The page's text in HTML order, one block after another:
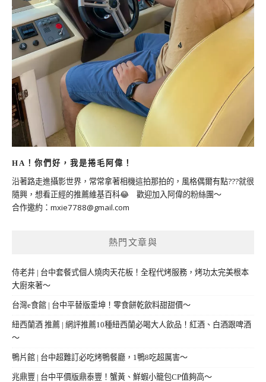
HA！你們好，我是捲毛阿偉！
沿著路走進攝影世界，常常拿著相機這拍那拍的，風格偶爾有點???就很
隨興，想看正經的推薦維基百科😂 歡迎加入阿偉的粉絲團～
合作邀約： mxie7788@gmail.com
熱門文章與
侍老井 | 台中套餐式個人燒肉天花板！全程代烤服務，烤功太完美根本
大廚來著～
台灣e食館 | 台中平替版垂坤！零食餅乾飲料甜甜價～
紐西蘭酒 推薦 | 網評推薦10種紐西蘭必喝大人飲品！紅酒、白酒跟啤酒
～
鴨片館 | 台中超難訂必吃烤鴨餐廳，1鴨8吃超厲害～
兆鼎豐 | 台中平價版鼎泰豐！蟹黃、鮮蝦小籠包CP值夠高～